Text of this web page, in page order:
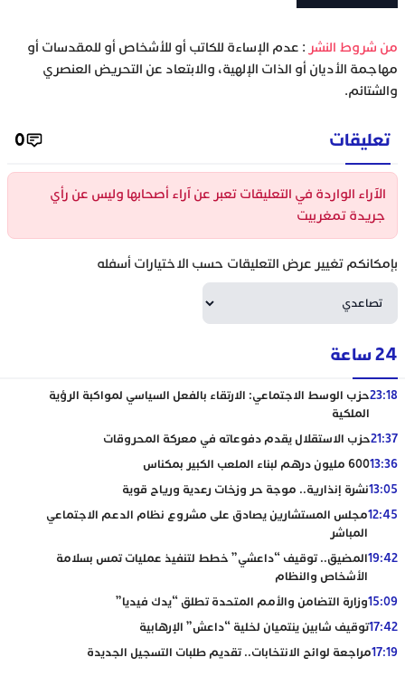
‫من شروط النشر : عدم الإساءة للكاتب أو للأشخاص أو للمقدسات أو
مهاجمة الأديان أو الذات الإلهية، والابتعاد عن التحريض العنصري
والشتائم.
تعليقات 0
الآراء الواردة في التعليقات تعبر عن آراء أصحابها وليس عن رأي
جريدة تمغربيت
بإمكانكم تغيير عرض التعليقات حسب الاختيارات أسفله
24 ساعة
23:18حزب الوسط الاجتماعي: الارتقاء بالفعل السياسي لمواكبة الرؤية
الملكية
21:37حزب الاستقلال يقدم دفوعاته في معركة المحروقات
13:36600 مليون درهم لبناء الملعب الكبير بمكناس
13:05نشرة إنذارية.. موجة حر وزخات رعدية ورياح قوية
12:45مجلس المستشارين يصادق على مشروع نظام الدعم الاجتماعي
المباشر
19:42المضيق.. توقيف “داعشي” خطط لتنفيذ عمليات تمس بسلامة
الأشخاص والنظام
15:09وزارة التضامن والأمم المتحدة تطلق “يدك فيديا”
17:42توقيف شابين ينتميان لخلية “داعش” الإرهابية
17:19مراجعة لوائح الانتخابات.. تقديم طلبات التسجيل الجديدة